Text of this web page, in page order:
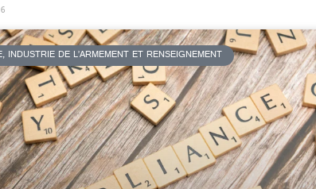
INDUSTRIE DE L’ARMEMENT ET RENSEIGNEMENT